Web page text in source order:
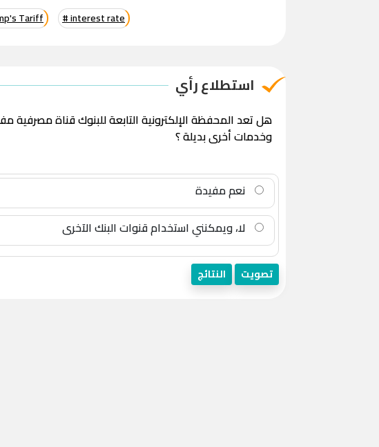
Tariff # interest rate
استطلاع رأي
هل تعد المحفظة الإلكترونية التابعة للبنوك قناة
وخدمات أخرى بديلة ؟
نعم مفيدة
لا، ويمكنني استخدام قنوات البنك الآخرى
تصويت النتائج